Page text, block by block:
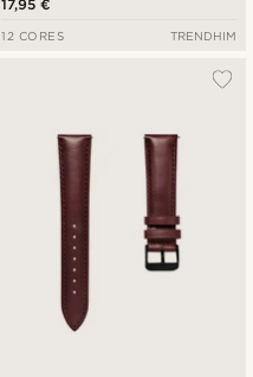
Libertação Rápida
17,95 €
12 CORES TRENDHIM